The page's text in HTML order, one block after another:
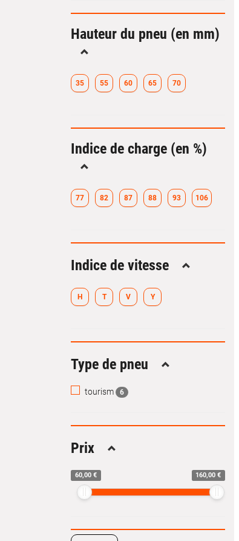
Hauteur du pneu (en mm)
Replier
35 55 60 65 70
Indice de charge (en %)
Replier
77 82 87 88 93 106
Indice de vitesse Replier
H T V Y
Type de pneu Replier
tourism 6
Prix Replier
60,00 € 160,00 €